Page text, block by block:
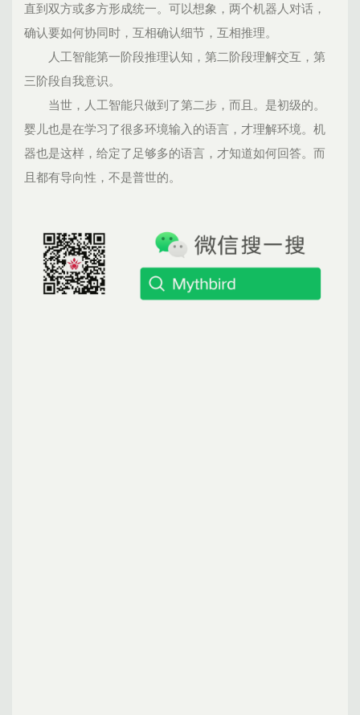
直到双方或多方形成统一。可以想象，两个机器人对话，
确认要如何协同时，互相确认细节，互相推理。
人工智能第一阶段推理认知，第二阶段理解交互，第
三阶段自我意识。
当世，人工智能只做到了第二步，而且。是初级的。
婴儿也是在学习了很多环境输入的语言，才理解环境。机
器也是这样，给定了足够多的语言，才知道如何回答。而
且都有导向性，不是普世的。